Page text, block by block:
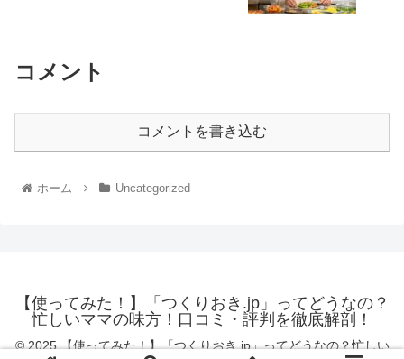
コメント
コメントを書き込む
ホーム Uncategorized
【使ってみた！】「つくりおき.jp」ってどうなの？
忙しいママの味方！口コミ・評判を徹底解剖！
© 2025 【使ってみた！】「つくりおき.jp」ってどうなの？忙しい